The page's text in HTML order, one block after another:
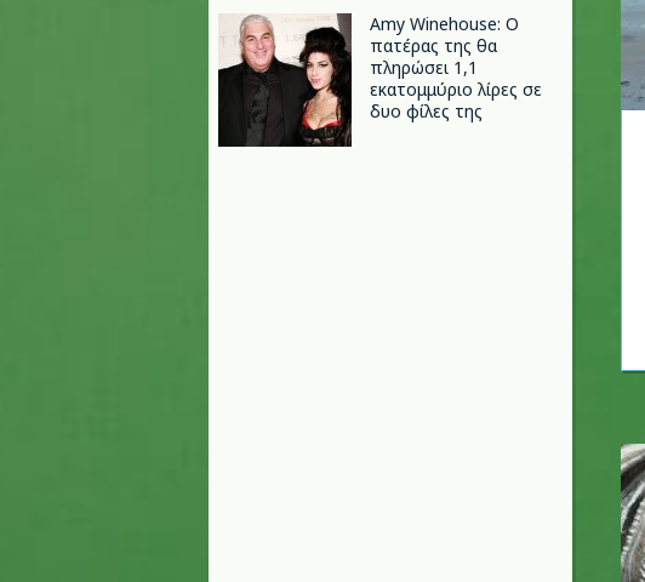
Amy Winehouse: Ο
πατέρας της θα
πληρώσει 1,1
εκατομμύριο λίρες σε
δυο φίλες της